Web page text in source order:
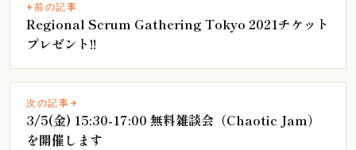
前の記事
Regional Scrum Gathering Tokyo 2021チケット
プレゼント!!
次の記事
3/5(金) 15:30-17:00 無料雑談会（Chaotic Jam）
を開催します